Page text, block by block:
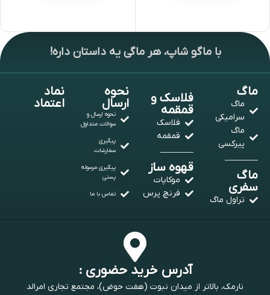
با ماگو شاپ، هر ماگی یه داستان داره!
ماگ
ماگ
سرامیکی
ماگ
پیرکسی
ماگ
سفری
تراول ماگ
فلاسک و
قمقمه
فلاسک
قمقمه
قهوه ساز
موکاپات
فرنچ پرس
نحوه
ارسال
نحوه ارسال و
سوالات متداول
پیگیری
سفارشات
پیگیری مرسوله
پستی
تماس با ما
نماد
اعتماد
آدرس خرید حضوری :
نارمک، بالاتر از میدان نبوت (هفت حوض)، مجتمع تجاری امرالد